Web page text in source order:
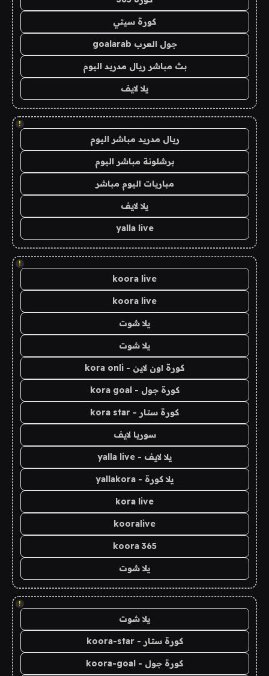
كورة سيتي
جول العرب goalarab
بث مباشر ريال مدريد اليوم
يلا لايف
!
ريال مدريد مباشر اليوم
برشلونة مباشر اليوم
مباريات اليوم مباشر
يلا لايف
yalla live
!
koora live
koora live
يلا شوت
يلا شوت
كورة اون لاين - kora onli
كورة جول - kora goal
كورة ستار - kora star
سوريا لايف
يلا لايف - yalla live
يلا كورة - yallakora
kora live
kooralive
koora 365
يلا شوت
!
يلا شوت
كورة ستار - koora-star
كورة جول - koora-goal